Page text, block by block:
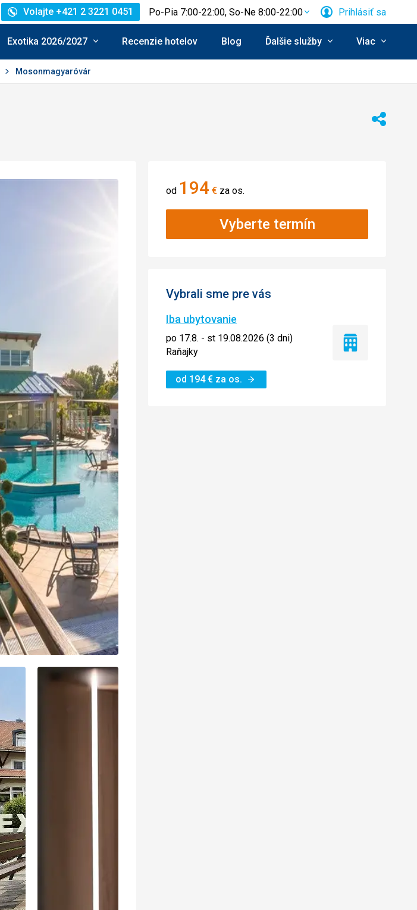
Volajte +421 2 3221 0451 Po-Pia 7:00-22:00, So-Ne 8:00-22:00 Prihlásiť sa
Exotika 2026/2027 Recenzie hotelov Blog Ďalšie služby Viac
Mosonmagyaróvár
Zdieľať
od 194 € za os.
Vyberte termín
Vybrali sme pre vás
Iba ubytovanie
po 17.8. - st 19.08.2026 (3 dni)
Raňajky
od 194 € za os.
Iba